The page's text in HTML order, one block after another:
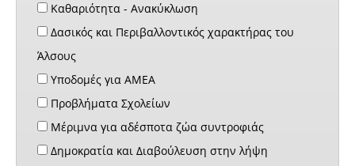
Καθαριότητα - Ανακύκλωση
Δασικός και Περιβαλλοντικός χαρακτήρας του
Άλσους
Υποδομές για ΑΜΕΑ
Προβλήματα Σχολείων
Μέριμνα για αδέσποτα ζώα συντροφιάς
Δημοκρατία και Διαβούλευση στην λήψη